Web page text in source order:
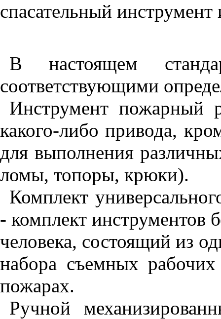
спасательный
В настоящем
соответствующими
Инструмент пожарный
какого-либо привода,
для выполнения
ломы, топоры, крюки).
Комплект
- комплект инструментов
человека, состоящий из
набора съемных
пожарах.
Ручной